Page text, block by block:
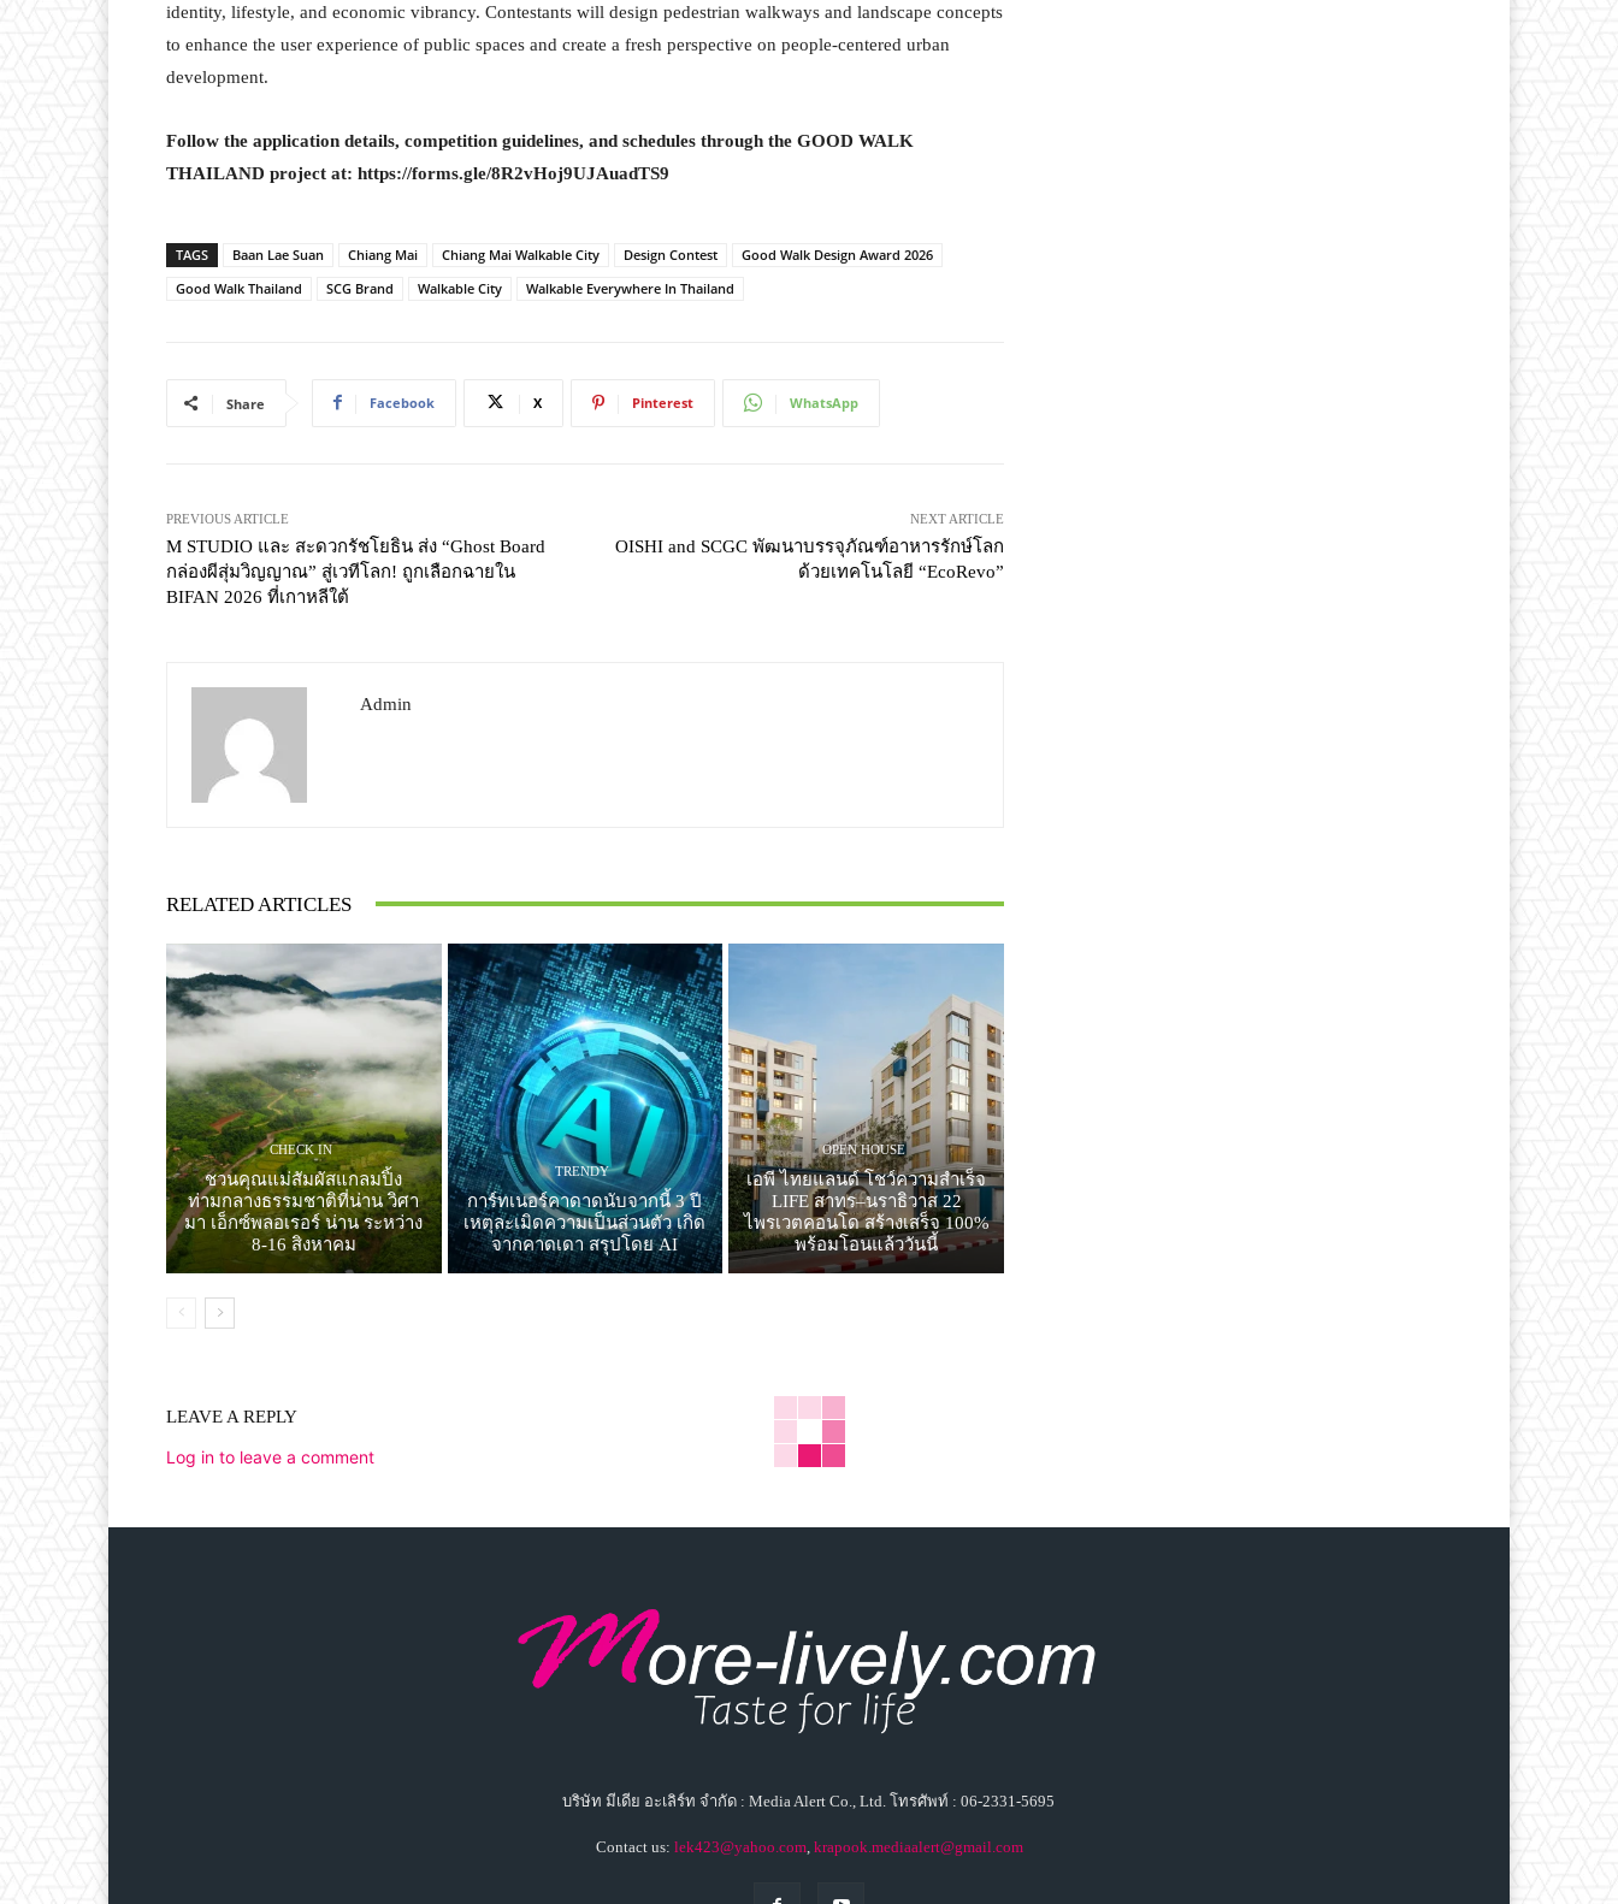
identity, lifestyle, and economic vibrancy. Contestants will design pedestrian walkways and landscape concepts
to enhance the user experience of public spaces and create a fresh perspective on people-centered urban
development.
Follow the application details, competition guidelines, and schedules through the GOOD WALK
THAILAND project at: https://forms.gle/8R2vHoj9UJAuadTS9
TAGS Baan Lae Suan Chiang Mai Chiang Mai Walkable City Design Contest
Good Walk Design Award 2026
Good Walk Thailand
SCG Brand Walkable City Walkable Everywhere In Thailand
Share Facebook X Pinterest WhatsApp
PREVIOUS ARTICLE
M STUDIO และ สะดวกรัชโยธิน ส่ง “Ghost Board
กล่องผีสุ่มวิญญาณ” สู่เวทีโลก! ถูกเลือกฉายใน
BIFAN 2026 ที่เกาหลีใต้
NEXT ARTICLE
OISHI and SCGC พัฒนาบรรจุภัณฑ์อาหารรักษ์โลก
ด้วยเทคโนโลยี “EcoRevo”
Admin
RELATED ARTICLES
CHECK IN
ชวนคุณแม่สัมผัสแกลมปิ้ง
ท่ามกลางธรรมชาติที่น่าน วิศา
มา เอ็กซ์พลอเรอร์ น่าน ระหว่าง
8-16 สิงหาคม
TRENDY
การ์ทเนอร์คาดาดนับจากนี้ 3 ปี
เหตุละเมิดความเป็นส่วนตัว เกิด
จากคาดเดา สรุปโดย AI
OPEN HOUSE
เอพี ไทยแลนด์ โชว์ความสำเร็จ
LIFE สาทร–นราธิวาส 22
ไพรเวตคอนโด สร้างเสร็จ 100%
พร้อมโอนแล้ววันนี้
LEAVE A REPLY
Log in to leave a comment
บริษัท มีเดีย อะเลิร์ท จำกัด : Media Alert Co., Ltd. โทรศัพท์ : 06-2331-5695
Contact us: lek423@yahoo.com, krapook.mediaalert@gmail.com